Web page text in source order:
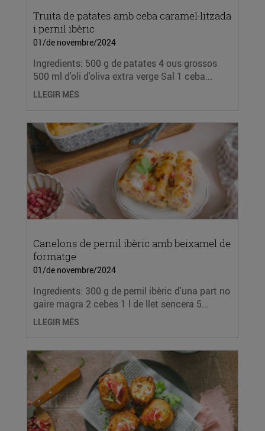
Truita de patates amb ceba caramel·litzada
i pernil ibèric
01/de novembre/2024
Ingredients: 500 g de patates 4 ous grossos
500 ml d'oli d'oliva extra verge Sal 1 ceba...
LLEGIR MÉS
Canelons de pernil ibèric amb beixamel de
formatge
01/de novembre/2024
Ingredients: 300 g de pernil ibèric d'una part no
gaire magra 2 cebes 1 l de llet sencera 5...
LLEGIR MÉS